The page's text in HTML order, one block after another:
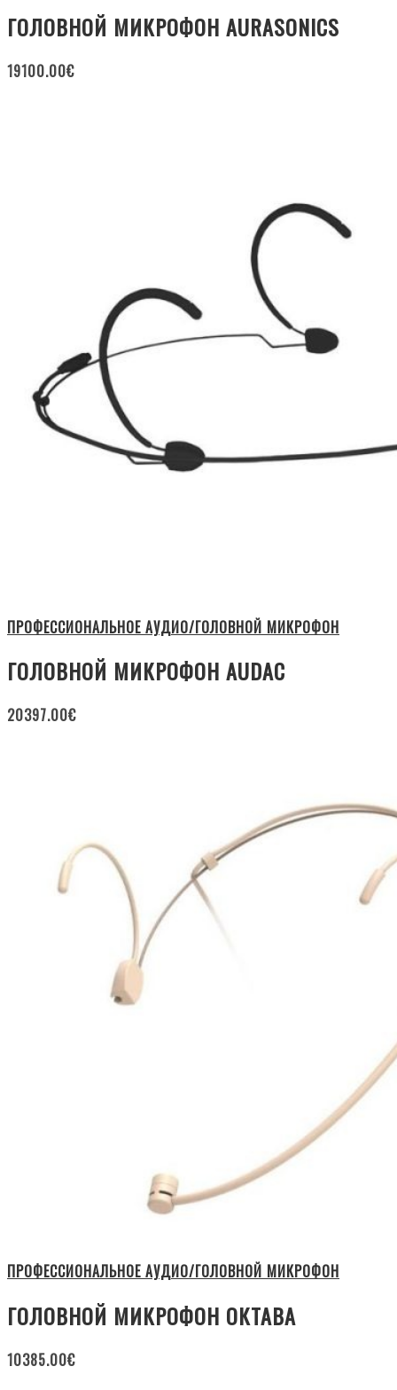
ГОЛОВНОЙ МИКРОФОН AURASONICS
19100.00€
ПРОФЕССИОНАЛЬНОЕ АУДИО/ГОЛОВНОЙ МИКРОФОН
ГОЛОВНОЙ МИКРОФОН AUDAC
20397.00€
ПРОФЕССИОНАЛЬНОЕ АУДИО/ГОЛОВНОЙ МИКРОФОН
ГОЛОВНОЙ МИКРОФОН ОКТАВА
10385.00€